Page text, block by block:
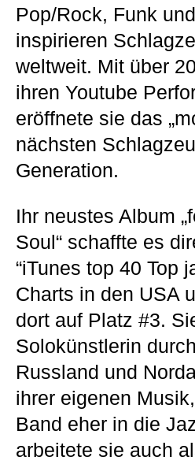
Pop/Rock, Funk
inspirieren
weltweit. Mit über
ihren Youtube
eröffnete sie das
nächsten
Generation.
Ihr neustes Album
Soul“ schaffte es
“iTunes top 40 Top
Charts in den USA
dort auf Platz #3.
Solokünstlerin
Russland und
ihrer eigenen
Band eher in die
arbeitete sie auch